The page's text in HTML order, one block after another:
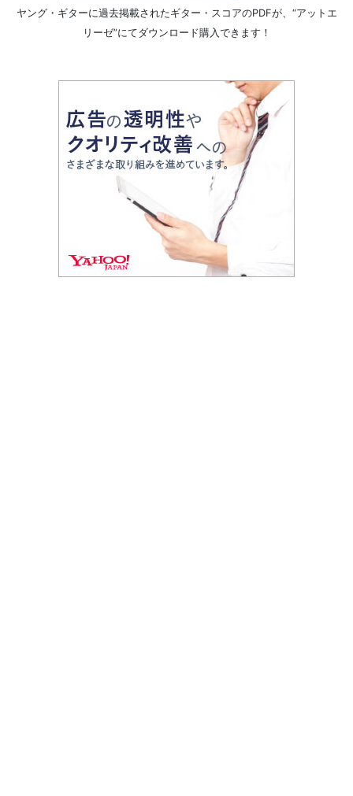
ヤング・ギターに過去掲載されたギター・スコアのPDFが、 “アットエ
リーゼ”にてダウンロード購入できます！